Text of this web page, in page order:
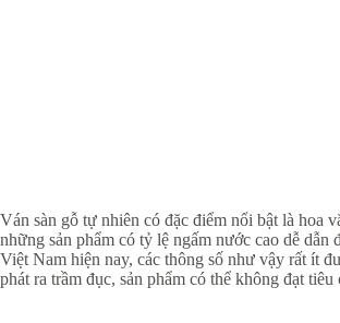
Ván sàn gỗ tự nhiên có đặc điểm nổi bật là hoa
những sản phẩm có tỷ lệ ngấm nước cao dễ
Việt Nam hiện nay, các thông số như vậy rất ít
phát ra trầm đục, sản phẩm có thể không đạt tiêu